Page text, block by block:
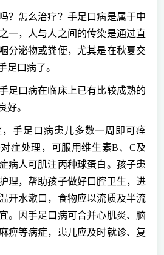
怎么治疗？手足口病是属于中
一，人与人之间的传染是通过直
分泌物或粪便，尤其是在秋夏交
足口病了。
口病在临床上已有比较成熟的
好。
足口病患儿多数一周即可痊
症处理，可服用维生素B、C及
病人可肌注丙种球蛋白。孩子患
理，帮助孩子做好口腔卫生，进
开水漱口，食物应以流质及半流
。因手足口病可合并心肌炎、脑
痹等病症，患儿应及时就诊、复